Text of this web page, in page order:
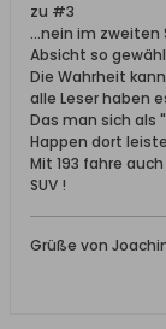
zu #3
...nein im
Absicht so
Die Wahrheit
alle Leser haben
Das man sich als
Happen dort
Mit 193 fahre
SUV !
Grüße von